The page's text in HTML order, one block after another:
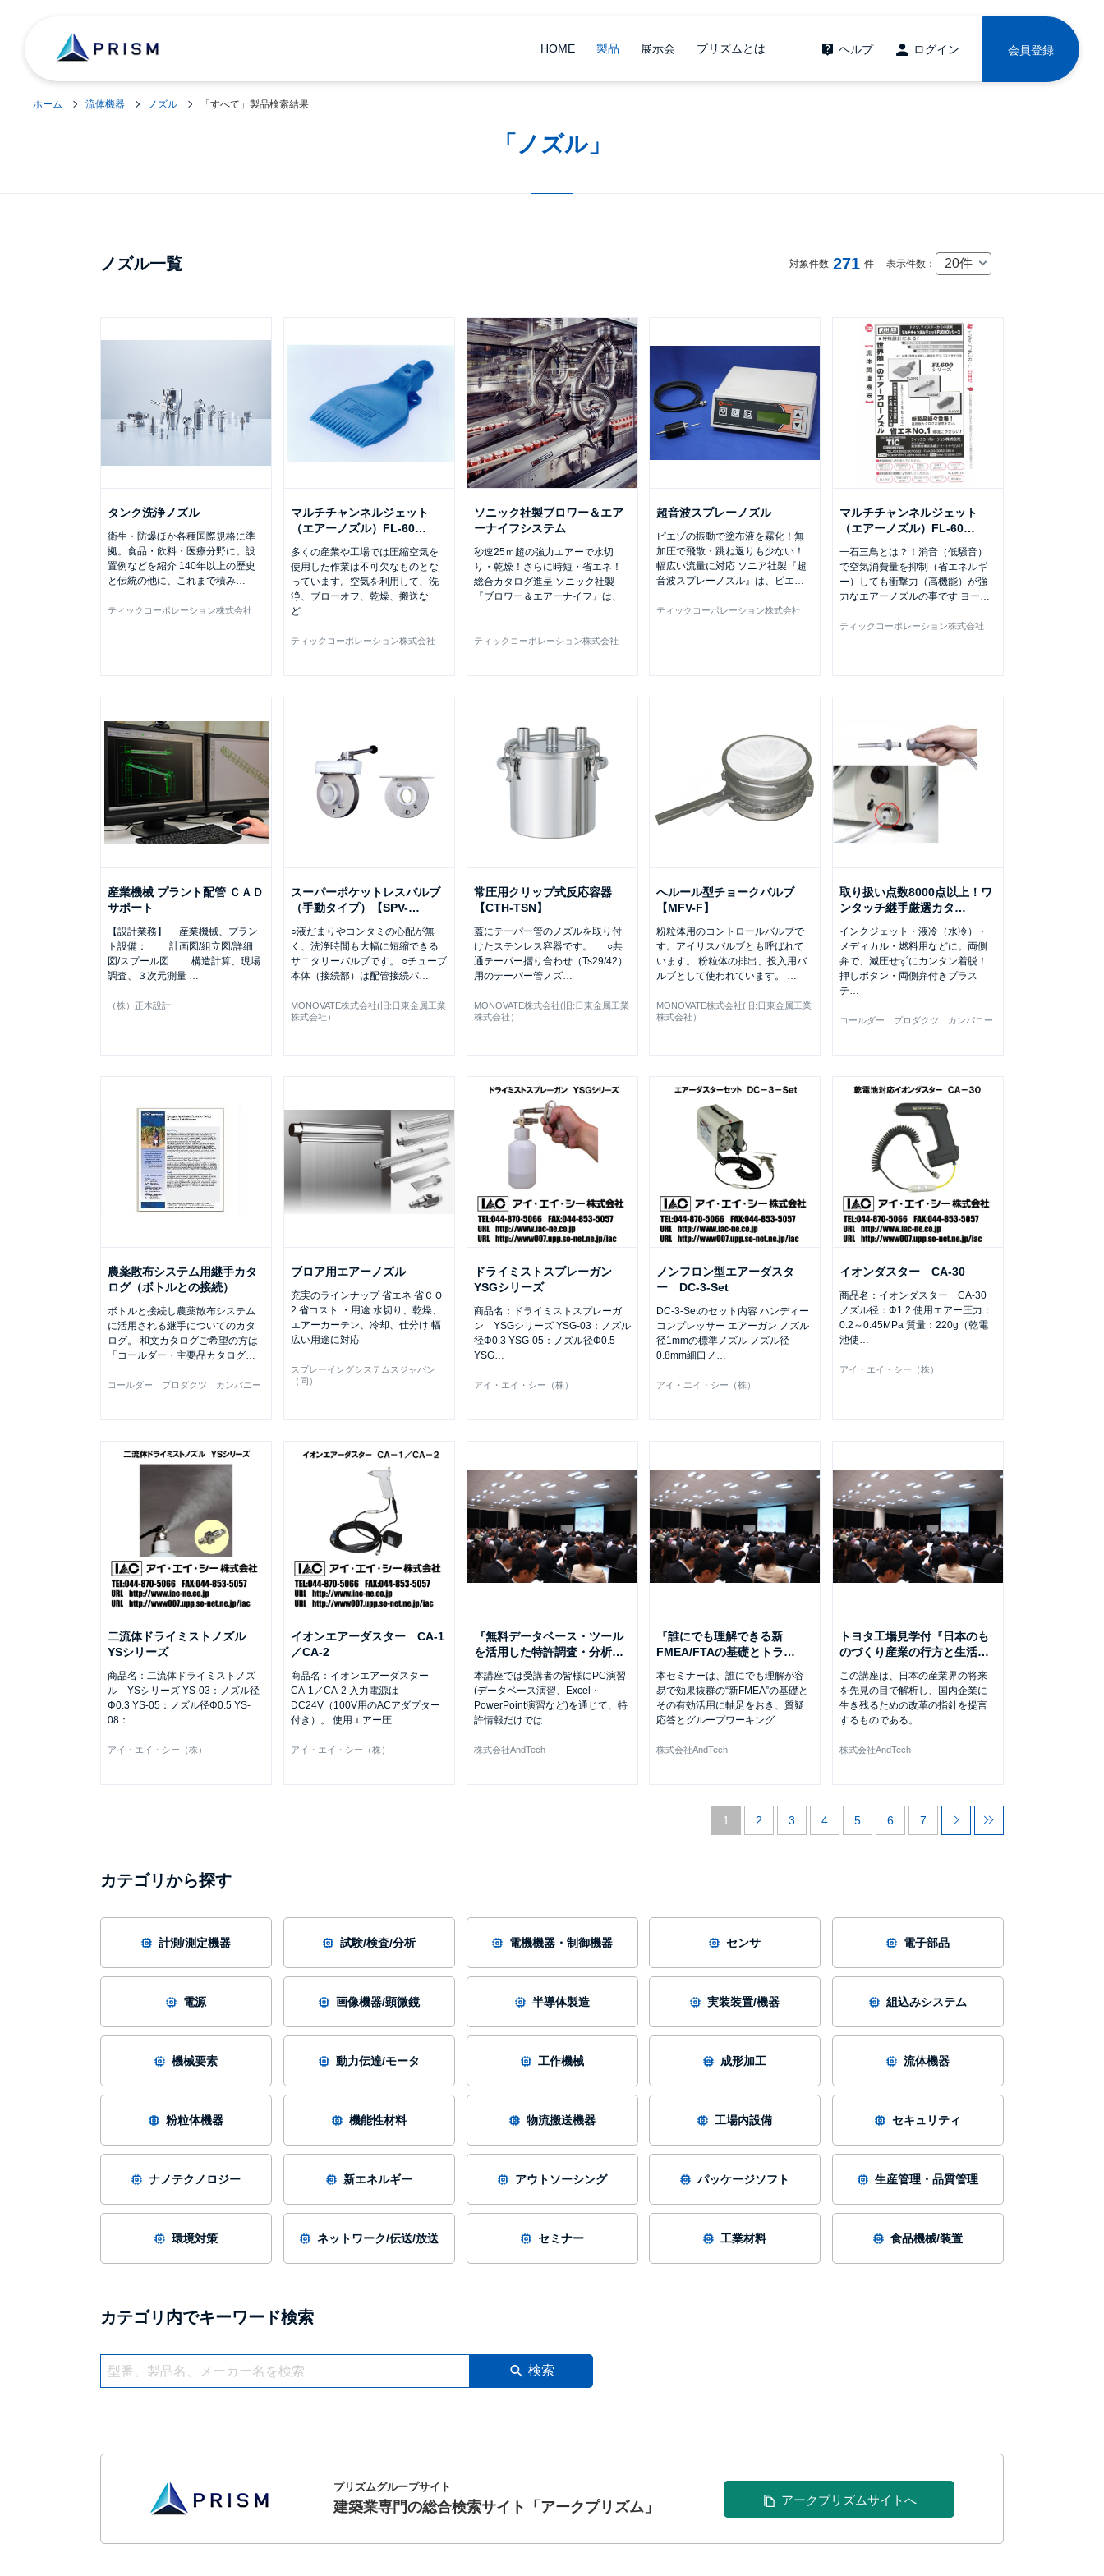
HOME 製品 展示会 プリズムとは ヘルプ ログイン 会員登録
ホーム 流体機器 ノズル 「すべて」製品検索結果
「ノズル」
ノズル一覧 対象件数 271 件 表示件数： 20件
タンク洗浄ノズル
衛生・防爆ほか各種国際規格に準
拠。食品・飲料・医療分野に。設
置例などを紹介 140年以上の歴史
と伝統の他に、これまで積み…
ティックコーポレーション株式会社
マルチチャンネルジェット
（エアーノズル）FL-60…
多くの産業や工場では圧縮空気を
使用した作業は不可欠なものとな
っています。空気を利用して、洗
浄、ブローオフ、乾燥、搬送な
ど…
ティックコーポレーション株式会社
ソニック社製ブロワー＆エア
ーナイフシステム
秒速25ｍ超の強力エアーで水切
り・乾燥！さらに時短・省エネ！
総合カタログ進呈 ソニック社製
『ブロワー＆エアーナイフ』は、
…
ティックコーポレーション株式会社
超音波スプレーノズル
ピエゾの振動で塗布液を霧化！無
加圧で飛散・跳ね返りも少ない！
幅広い流量に対応 ソニア社製『超
音波スプレーノズル』は、ピエ…
ティックコーポレーション株式会社
マルチチャンネルジェット
（エアーノズル）FL-60…
一石三鳥とは？！消音（低騒音）
で空気消費量を抑制（省エネルギ
ー）しても衝撃力（高機能）が強
力なエアーノズルの事です ヨー…
ティックコーポレーション株式会社
産業機械 プラント配管 ＣＡＤ
サポート
【設計業務】 産業機械、プラン
ト設備： 計画図/組立図/詳細
図/スプール図 構造計算、現場
調査、３次元測量 …
（株）正木設計
スーパーポケットレスバルブ
（手動タイプ）【SPV-…
○液だまりやコンタミの心配が無
く、洗浄時間も大幅に短縮できる
サニタリーバルブです。 ○チューブ
本体（接続部）は配管接続パ…
MONOVATE株式会社(旧:日東金属工業
株式会社）
常圧用クリップ式反応容器
【CTH-TSN】
蓋にテーパー管のノズルを取り付
けたステンレス容器です。 ○共
通テーパー摺り合わせ（Ts29/42）
用のテーパー管ノズ…
MONOVATE株式会社(旧:日東金属工業
株式会社）
へルール型チョークバルブ
【MFV-F】
粉粒体用のコントロールバルブで
す。アイリスバルブとも呼ばれて
います。 粉粒体の排出、投入用バ
ルブとして使われています。 …
MONOVATE株式会社(旧:日東金属工業
株式会社）
取り扱い点数8000点以上！ワ
ンタッチ継手厳選カタ…
インクジェット・液冷（水冷）・
メディカル・燃料用などに。両側
弁で、減圧せずにカンタン着脱！
押しボタン・両側弁付きプラス
テ…
コールダー プロダクツ カンパニー
農薬散布システム用継手カタ
ログ（ボトルとの接続）
ボトルと接続し農薬散布システム
に活用される継手についてのカタ
ログ。 和文カタログご希望の方は
「コールダー・主要品カタログ…
コールダー プロダクツ カンパニー
ブロア用エアーノズル
充実のラインナップ 省エネ 省ＣＯ
2 省コスト ・用途 水切り、乾燥、
エアーカーテン、冷却、仕分け 幅
広い用途に対応
スプレーイングシステムスジャパン
（同）
ドライミストスプレーガン
YSGシリーズ
商品名：ドライミストスプレーガ
ン YSGシリーズ YSG-03：ノズル
径Φ0.3 YSG-05：ノズル径Φ0.5
YSG…
アイ・エイ・シー（株）
ノンフロン型エアーダスタ
ー DC-3-Set
DC-3-Setのセット内容 ハンディー
コンプレッサー エアーガン ノズル
径1mmの標準ノズル ノズル径
0.8mm細口ノ …
アイ・エイ・シー（株）
イオンダスター CA-30
商品名：イオンダスター CA-30
ノズル径：Φ1.2 使用エアー圧力：
0.2～0.45MPa 質量：220g（乾電
池使…
アイ・エイ・シー（株）
二流体ドライミストノズル
YSシリーズ
商品名：二流体ドライミストノズ
ル YSシリーズ YS-03：ノズル径
Φ0.3 YS-05：ノズル径Φ0.5 YS-
08： …
アイ・エイ・シー（株）
イオンエアーダスター CA-1
／CA-2
商品名：イオンエアーダスター
CA-1／CA-2 入力電源は
DC24V（100V用のACアダプター
付き）。 使用エアー圧…
アイ・エイ・シー（株）
『無料データベース・ツール
を活用した特許調査・分析…
本講座では受講者の皆様にPC演習
(データベース演習、Excel・
PowerPoint演習など)を通じて、特
許情報だけでは…
株式会社AndTech
『誰にでも理解できる新
FMEA/FTAの基礎とトラ…
本セミナーは、誰にでも理解が容
易で効果抜群の“新FMEA”の基礎と
その有効活用に軸足をおき、質疑
応答とグループワーキング…
株式会社AndTech
トヨタ工場見学付『日本のも
のづくり産業の行方と生活…
この講座は、日本の産業界の将来
を先見の目で解析し、国内企業に
生き残るための改革の指針を提言
するものである。
株式会社AndTech
1 2 3 4 5 6 7
カテゴリから探す
計測/測定機器 試験/検査/分析 電機機器・制御機器 センサ 電子部品
電源 画像機器/顕微鏡 半導体製造 実装装置/機器 組込みシステム
機械要素 動力伝達/モータ 工作機械 成形加工 流体機器
粉粒体機器 機能性材料 物流搬送機器 工場内設備 セキュリティ
ナノテクノロジー 新エネルギー アウトソーシング パッケージソフト 生産管理・品質管理
環境対策 ネットワーク/伝送/放送 セミナー 工業材料 食品機械/装置
カテゴリ内でキーワード検索
検索
プリズムグループサイト
建築業専門の総合検索サイト 「アークプリズム」 アークプリズムサイトへ